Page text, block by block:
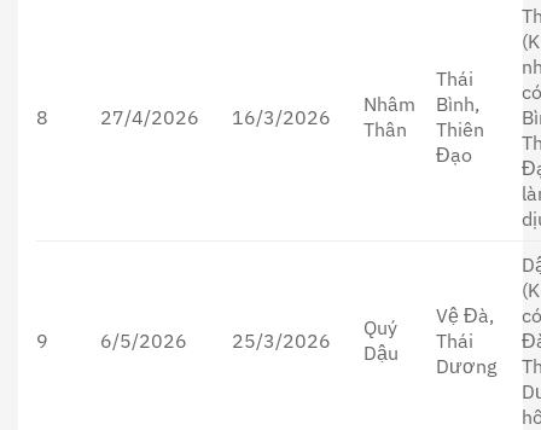
8 27/4/2026 16/3/2026
Nhâm
Thân
Thái
Bình,
Thiên
Đạo
9 6/5/2026 25/3/2026
Quý
Dậu
Vệ Đà,
Thái
Dương